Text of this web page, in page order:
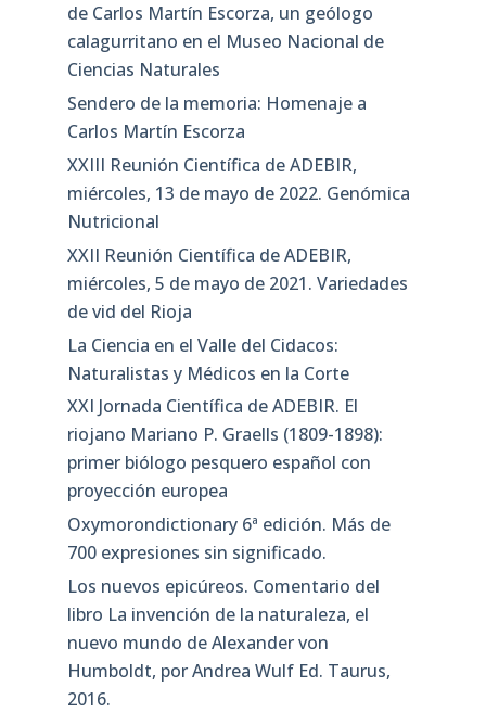
de Carlos Martín Escorza, un geólogo
calagurritano en el Museo Nacional de
Ciencias Naturales
Sendero de la memoria: Homenaje a
Carlos Martín Escorza
XXIII Reunión Científica de ADEBIR,
miércoles, 13 de mayo de 2022. Genómica
Nutricional
XXII Reunión Científica de ADEBIR,
miércoles, 5 de mayo de 2021. Variedades
de vid del Rioja
La Ciencia en el Valle del Cidacos:
Naturalistas y Médicos en la Corte
XXI Jornada Científica de ADEBIR. El
riojano Mariano P. Graells (1809-1898):
primer biólogo pesquero español con
proyección europea
Oxymorondictionary 6ª edición. Más de
700 expresiones sin significado.
Los nuevos epicúreos. Comentario del
libro La invención de la naturaleza, el
nuevo mundo de Alexander von
Humboldt, por Andrea Wulf Ed. Taurus,
2016.